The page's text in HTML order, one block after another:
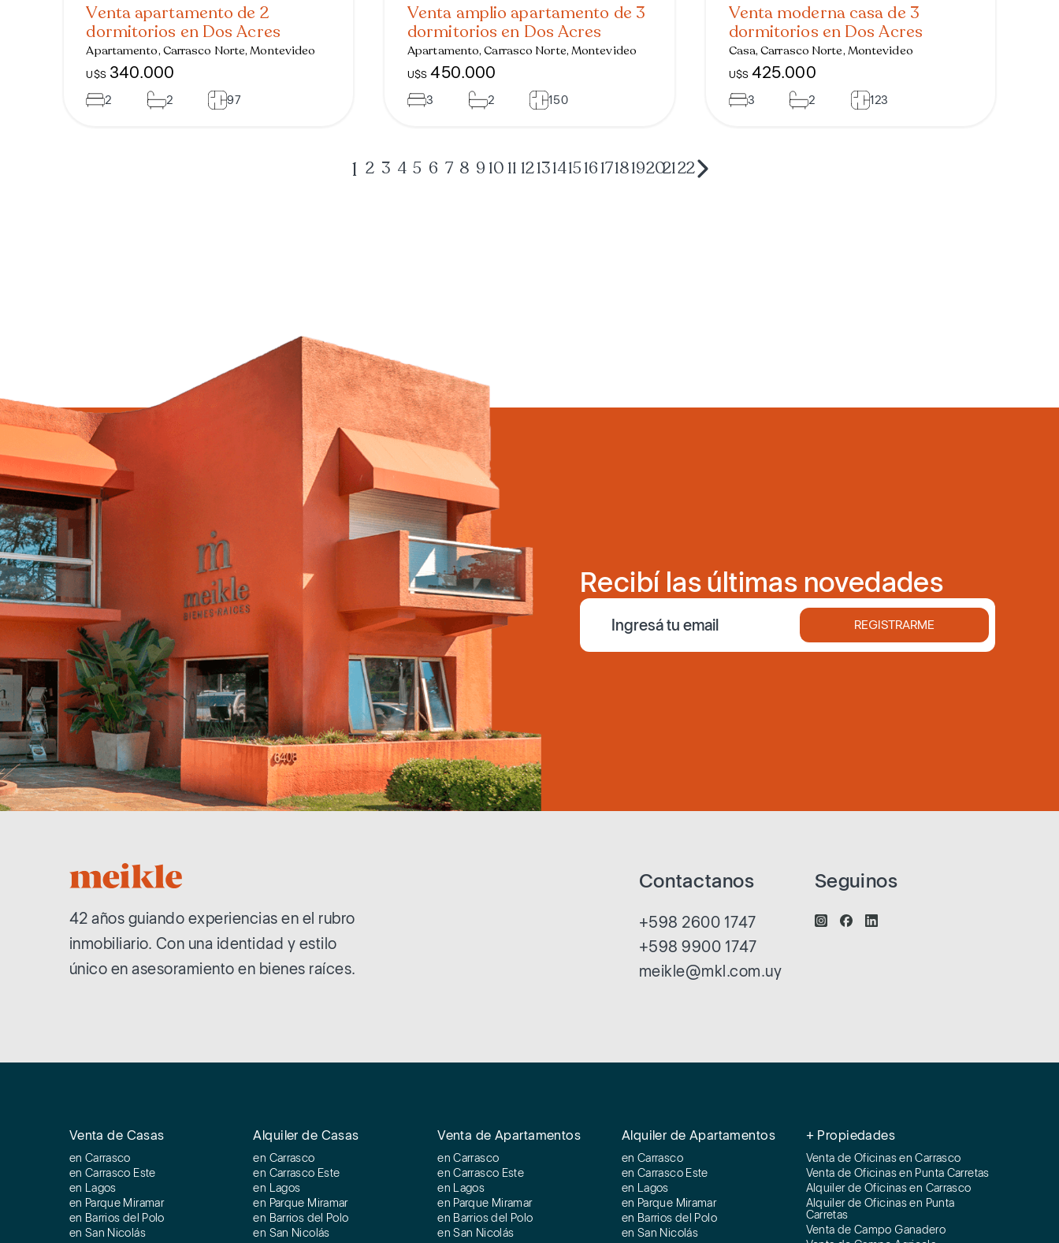
Venta apartamento de 2
dormitorios en Dos Acres
Apartamento, Carrasco Norte, Montevideo
U$S340.000
2 2 97
Venta amplio apartamento de 3
dormitorios en Dos Acres
Apartamento, Carrasco Norte, Montevideo
U$S 450.000
3 2 150
Venta moderna casa de 3
dormitorios en Dos Acres
Casa, Carrasco Norte, Montevideo
U$S425.000
3 2 123
1 2 3 4 5 6 7 8 9 10 11 1213141516171819202122
Recibí las últimas novedades
REGISTRARME
42 años guiando experiencias en el rubro
inmobiliario. Con una identidad y estilo
único en asesoramiento en bienes raíces.
Contactanos
+598 2600 1747
+598 9900 1747
meikle@mkl.com.uy
Seguinos
Venta de Casas
en Carrasco
en Carrasco Este
en Lagos
en Parque Miramar
en Barrios del Polo
en San Nicolás
Alquiler de Casas
en Carrasco
en Carrasco Este
en Lagos
en Parque Miramar
en Barrios del Polo
en San Nicolás
Venta de Apartamentos
en Carrasco
en Carrasco Este
en Lagos
en Parque Miramar
en Barrios del Polo
en San Nicolás
Alquiler de Apartamentos
en Carrasco
en Carrasco Este
en Lagos
en Parque Miramar
en Barrios del Polo
en San Nicolás
+ Propiedades
Venta de Oficinas en Carrasco
Venta de Oficinas en Punta Carretas
Alquiler de Oficinas en Carrasco
Alquiler de Oficinas en Punta
Carretas
Venta de Campo Ganadero